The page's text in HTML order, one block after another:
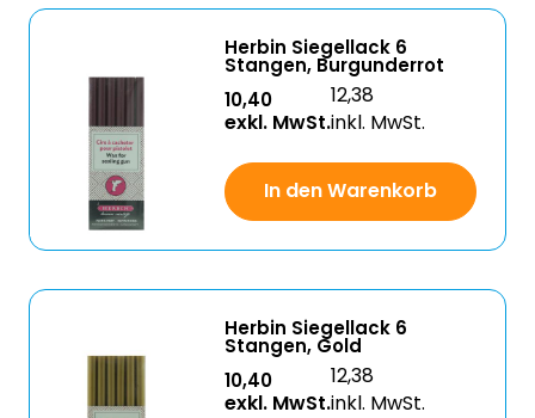
Herbin Siegellack 6
Stangen, Burgunderrot
10,40
exkl. MwSt.
12,38
inkl. MwSt.
In den Warenkorb
Herbin Siegellack 6
Stangen, Gold
10,40
exkl. MwSt.
12,38
inkl. MwSt.